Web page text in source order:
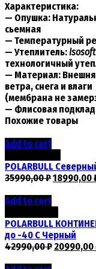
Характеристика:
— Опушка:
сьемная
— Температурный
— Утеплитель:Isosoft
технологичный
— Материал:
ветра, снега и влаги
(мембрана не
— Флисовая
Похожие товары
Add to cart
POLARBULL
35990,00₽18990,00
Add to cart
POLARBULL
до -40 С Черный
42990,00₽20990,00